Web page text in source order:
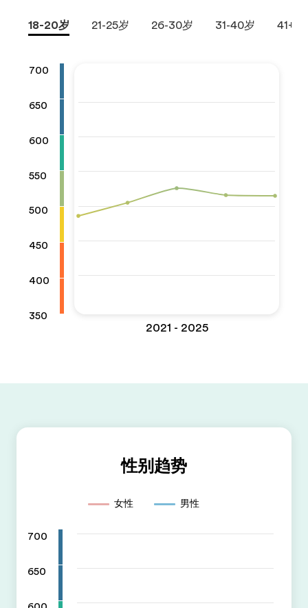
18-20岁 21-25岁 26-30岁 31-40岁 41+岁
700
650
600
550
500
450
400
350
2021 - 2025
性别趋势
女性 男性
700
650